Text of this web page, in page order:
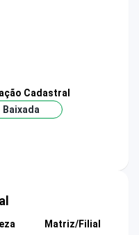
Cadastral
Baixada
Matriz/Filial